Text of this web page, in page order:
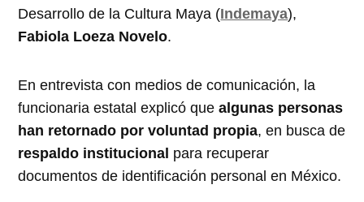
Desarrollo de la Cultura Maya (Indemaya),
Fabiola Loeza Novelo.
En entrevista con medios de comunicación, la
funcionaria estatal explicó quealgunas personas
han retornado por voluntad propia, en busca de
respaldo institucional para recuperar
documentos de identificación personal en México.